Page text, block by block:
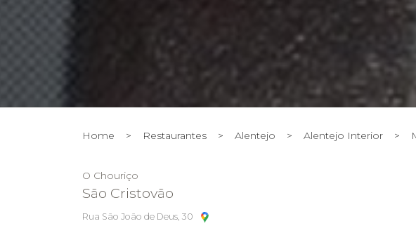
Home > Restaurantes > Alentejo > Alentejo Interior >
O Chouriço
São Cristovão
Rua São João de Deus, 30